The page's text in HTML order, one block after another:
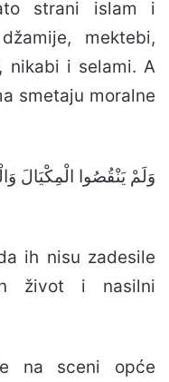
strani islam i
mektebi,
nikabi i selami. A
smetaju moralne
ih nisu zadesile
život i nasilni
na sceni opće